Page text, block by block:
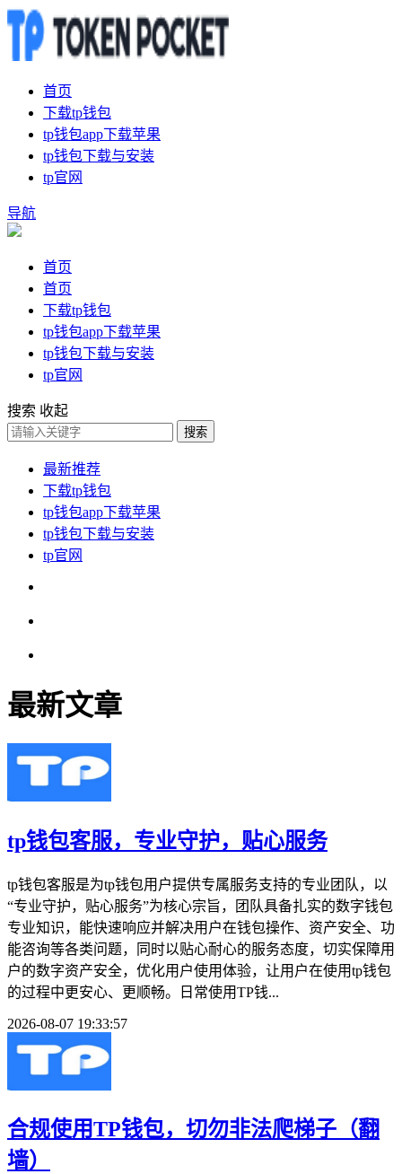
首页
下载tp钱包
tp钱包app下载苹果
tp钱包下载与安装
tp官网
导航
首页
首页
下载tp钱包
tp钱包app下载苹果
tp钱包下载与安装
tp官网
搜索 收起
搜索
最新推荐
下载tp钱包
tp钱包app下载苹果
tp钱包下载与安装
tp官网
最新文章
tp钱包客服，专业守护，贴心服务
tp钱包客服是为tp钱包用户提供专属服务支持的专业团队，以
“专业守护，贴心服务”为核心宗旨，团队具备扎实的数字钱包
专业知识，能快速响应并解决用户在钱包操作、资产安全、功
能咨询等各类问题，同时以贴心耐心的服务态度，切实保障用
户的数字资产安全，优化用户使用体验，让用户在使用tp钱包
的过程中更安心、更顺畅。日常使用TP钱...
2026-08-07 19:33:57
合规使用TP钱包，切勿非法爬梯子（翻
墙）